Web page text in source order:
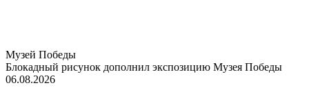
Музей Победы
Блокадный рисунок дополнил экспозицию Музея Победы
06.08.2026